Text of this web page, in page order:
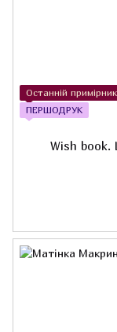
Останній примірник
ПЕРШОДРУК
Wish book.